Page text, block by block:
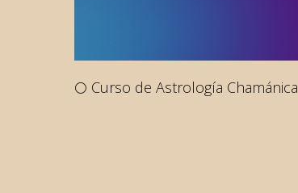
🌕 Curso de Astrología Chamánica